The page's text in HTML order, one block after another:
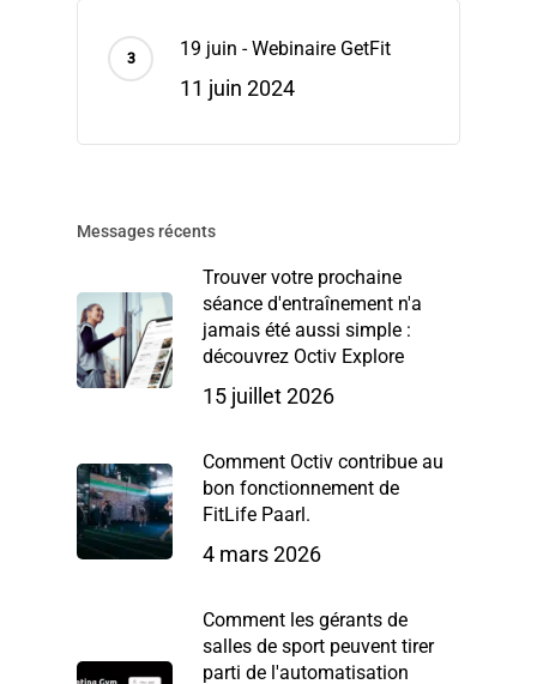
19 juin - Webinaire GetFit
11 juin 2024
Messages récents
Trouver votre prochaine
séance d'entraînement n'a
jamais été aussi simple :
découvrez Octiv Explore
15 juillet 2026
Comment Octiv contribue au
bon fonctionnement de
FitLife Paarl.
4 mars 2026
Comment les gérants de
salles de sport peuvent tirer
parti de l'automatisation